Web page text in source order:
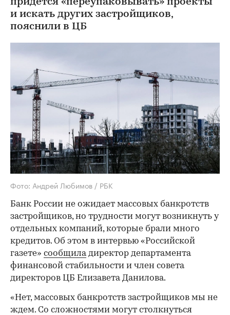
придется «переупаковывать» проекты
и искать других застройщиков,
пояснили в ЦБ
Фото: Андрей Любимов / РБК
Банк России не ожидает массовых банкротств
застройщиков, но трудности могут возникнуть у
отдельных компаний, которые брали много
кредитов. Об этом в интервью «Российской
газете» сообщиладиректор департамента
финансовой стабильности и член совета
директоров ЦБ Елизавета Данилова.
«Нет, массовых банкротств застройщиков мы не
ждем. Со сложностями могут столкнуться